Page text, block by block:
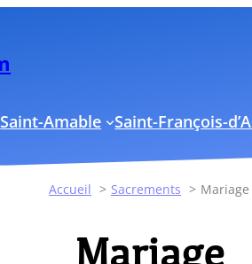
Saint-Amable Saint-François-
Accueil Sacrements Mariage